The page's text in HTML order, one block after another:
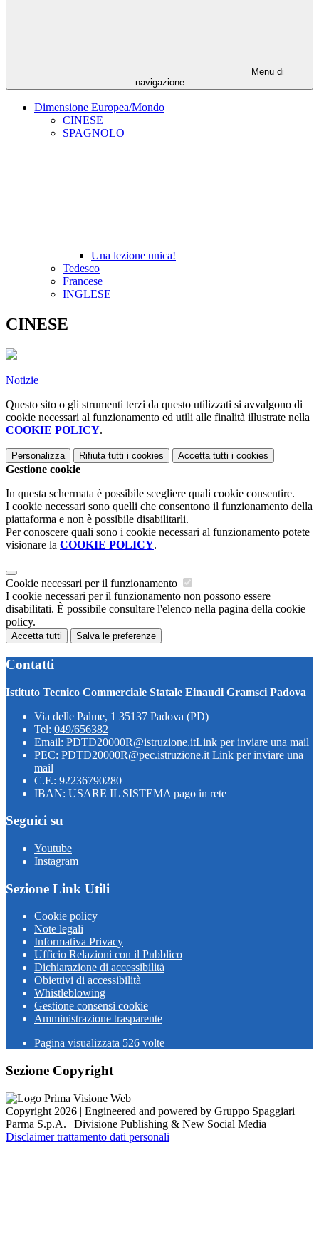
Menu di
navigazione
Dimensione Europea/Mondo
CINESE
SPAGNOLO
Una lezione unica!
Tedesco
Francese
INGLESE
CINESE
Notizie
Questo sito o gli strumenti terzi da questo utilizzati si avvalgono di
cookie necessari al funzionamento ed utili alle finalità illustrate nella
COOKIE POLICY.
Personalizza Rifiuta tutti i cookies Accetta tutti i cookies
Gestione cookie
In questa schermata è possibile scegliere quali cookie consentire.
I cookie necessari sono quelli che consentono il funzionamento della
piattaforma e non è possibile disabilitarli.
Per conoscere quali sono i cookie necessari al funzionamento potete
visionare la COOKIE POLICY.
Cookie necessari per il funzionamento
I cookie necessari per il funzionamento non possono essere
disabilitati. È possibile consultare l'elenco nella pagina della cookie
policy.
Accetta tutti Salva le preferenze
Contatti
Istituto Tecnico Commerciale Statale Einaudi Gramsci Padova
Via delle Palme, 1 35137 Padova (PD)
Tel: 049/656382
Email: PDTD20000R@istruzione.itLink per inviare una mail
PEC: PDTD20000R@pec.istruzione.it Link per inviare una
mail
C.F.: 92236790280
IBAN: USARE IL SISTEMA pago in rete
Seguici su
Youtube
Instagram
Sezione Link Utili
Cookie policy
Note legali
Informativa Privacy
Ufficio Relazioni con il Pubblico
Dichiarazione di accessibilità
Obiettivi di accessibilità
Whistleblowing
Gestione consensi cookie
Amministrazione trasparente
Pagina visualizzata 526 volte
Sezione Copyright
Copyright 2026 | Engineered and powered by Gruppo Spaggiari
Parma S.p.A. | Divisione Publishing & New Social Media
Disclaimer trattamento dati personali